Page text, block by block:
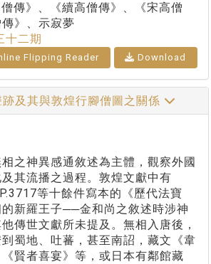
僧傳》、《續高僧傳》、《宋高僧
》、示寂夢
十二期
Flipping Reader Download
及其與敦煌行腳僧圖之關係
神異感通敘述為主體，觀察外國
其流播之過程。敦煌文獻中有
等十餘件寫本的《歷代法寶
新羅王子──金和尚之敘述時涉神
傳世文獻所未提及。無相入唐後，
蜀地、吐蕃，甚至南詔，藏文《韋
賢者喜宴》等，或日本有鄰館藏